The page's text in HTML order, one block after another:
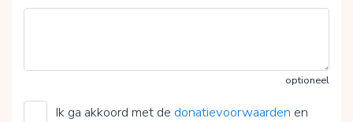
optioneel
Ik ga akkoord met de donatievoorwaarden en